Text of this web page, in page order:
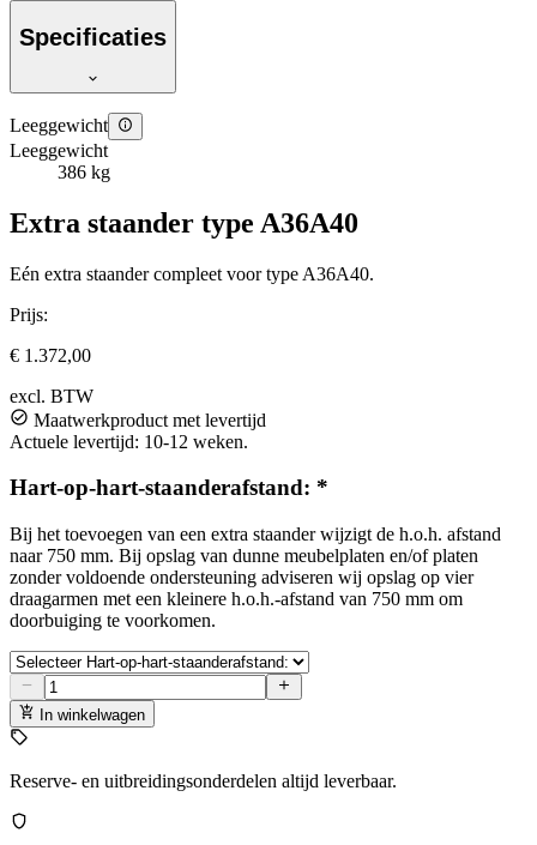
Specificaties
Leeggewicht
Leeggewicht
386 kg
Extra staander type A36A40
Eén extra staander compleet voor type A36A40.
Prijs:
€ 1.372,00
excl. BTW
Maatwerkproduct met levertijd
Actuele levertijd: 10-12 weken.
Hart-op-hart-staanderafstand: *
Bij het toevoegen van een extra staander wijzigt de h.o.h. afstand
naar 750 mm. Bij opslag van dunne meubelplaten en/of platen
zonder voldoende ondersteuning adviseren wij opslag op vier
draagarmen met een kleinere h.o.h.-afstand van 750 mm om
doorbuiging te voorkomen.
In winkelwagen
Reserve- en uitbreidingsonderdelen altijd leverbaar.